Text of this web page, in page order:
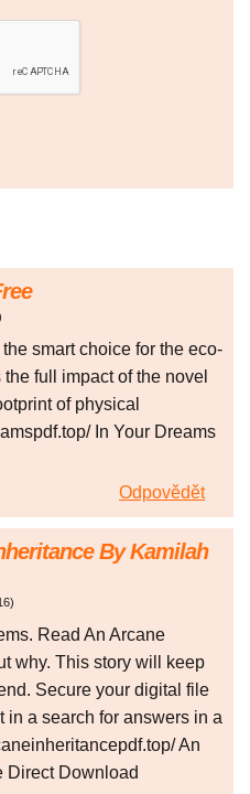
smart choice for the eco-
full impact of the novel
of physical
In Your Dreams
Odpovědět
By Kamilah
)
Read An Arcane
why. This story will keep
Secure your digital file
in a search for answers in a
An
Direct Download